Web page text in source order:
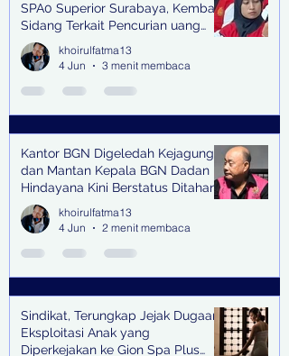
SPA0 Superior Surabaya, Kembali
Sidang Terkait Pencurian uang
senilai Rp1,285 M di PN Surabaya
khoirulfatma13
4 Jun
3 menit membaca
Kantor BGN Digeledah Kejagung
dan Mantan Kepala BGN Dadan
Hindayana Kini Berstatus Ditahan
khoirulfatma13
4 Jun
2 menit membaca
Sindikat, Terungkap Jejak Dugaan
Eksploitasi Anak yang
Diperkejakan ke Gion Spa Plus